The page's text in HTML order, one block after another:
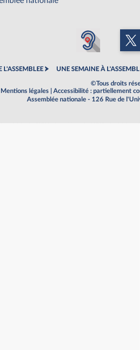
L'ASSEMBLEE UNE SEMAINE À
©Tous droits
Mentions légales
Accessibilité : partiellement
Assemblée nationale - 126 Rue de